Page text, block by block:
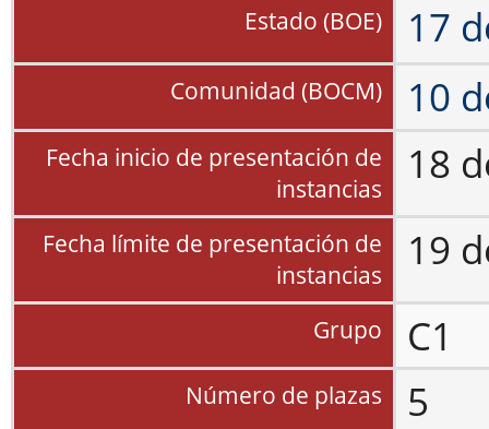
Estado (BOE) 17
Comunidad (BOCM) 10
Fecha inicio de presentación de
instancias
18
Fecha límite de presentación de
instancias
19
Grupo C1
Número de plazas 5